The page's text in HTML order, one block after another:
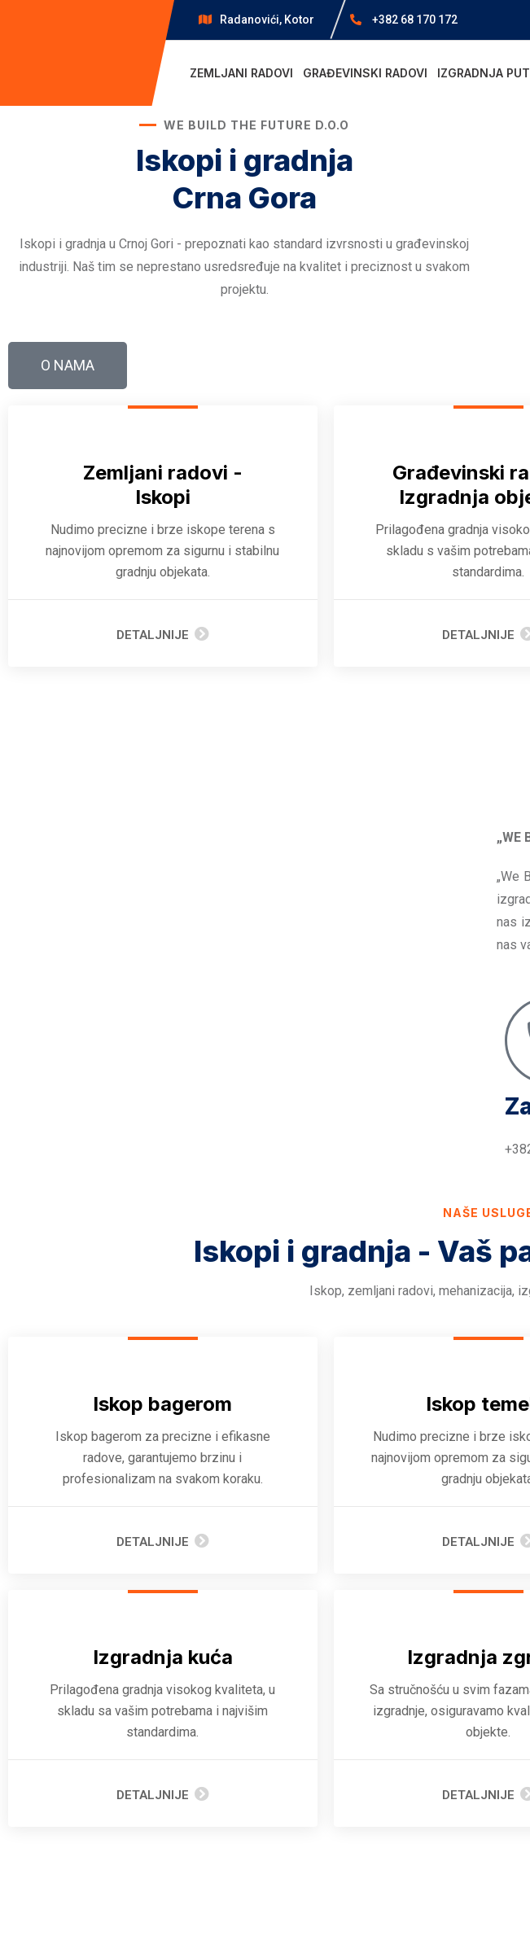
Radanovići, Kotor +382 68 170 172
ZEMLJANI RADOVI GRAĐEVINSKI RADOVI IZGRADNJA
WE BUILD THE FUTURE D.O.O
Iskopi i gradnja
Crna Gora
Iskopi i gradnja u Crnoj Gori - prepoznati kao standard izvrsnosti u građevinskoj
industriji. Naš tim se neprestano usredsređuje na kvalitet i preciznost u svakom
projektu.
O NAMA
Zemljani radovi -
Iskopi
Nudimo precizne i brze iskope terena s
najnovijom opremom za sigurnu i stabilnu
gradnju objekata.
DETALJNIJE
Građevinski
Izgradnja
Prilagođena gradnja
skladu s vašim
standardima.
DETALJNIJE
„WE
„We
nas
nas
NAŠE
Iskopi i gradnja - Vaš
Iskop, zemljani radovi, mehanizacija,
Iskop bagerom
Iskop bagerom za precizne i efikasne
radove, garantujemo brzinu i
profesionalizam na svakom koraku.
DETALJNIJE
Iskop
Nudimo precizne i brze
najnovijom opremom za
gradnju
DETALJNIJE
Izgradnja kuća
Prilagođena gradnja visokog kvaliteta, u
skladu sa vašim potrebama i najvišim
standardima.
DETALJNIJE
Izgradnja
Sa stručnošću u svim
izgradnje, osiguravamo
objekte.
DETALJNIJE